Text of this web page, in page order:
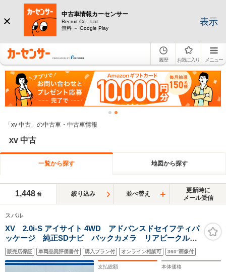
中古車情報カーセンサー
Recruit Co., Ltd.
無料 － Google Play
表示
履歴 お気に入り メニュー
「xv 中古」の中古車・中古車情報
xv 中古
一覧から探す 地図から探す
1,448 台 絞り込み 並べ替え
更新時に
メール受信
スバル
XV 2.0i-S アイサイト 4WD アドバンスドセイフティパ
ッケージ 純正SDナビ バックカメラ リアビークルデ
ィティクション パワーシート レーダークルーズ 禁
煙車 スマートキー LEDヘッドライト 純正18インチ
アルミホイール
販売店保証 車両品質評価書付 購入プラン付 オンライン相談可 360°画像付
支払総額 本体価格